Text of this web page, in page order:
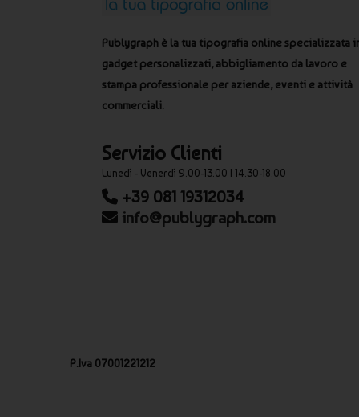
Publygraph è la tua tipografia online specializzata
gadget personalizzati, abbigliamento da lavoro e
stampa professionale per aziende, eventi e attività
commerciali.
Servizio Clienti
Lunedì - Venerdì 9.00-13.00 | 14.30-18.00
+39 081 19312034
info@publygraph.com
P.Iva 07001221212